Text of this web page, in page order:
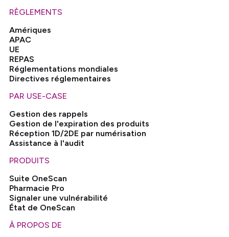
RÈGLEMENTS
Amériques
APAC
UE
REPAS
Réglementations mondiales
Directives réglementaires
PAR USE-CASE
Gestion des rappels
Gestion de l'expiration des produits
Réception 1D/2DE par numérisation
Assistance à l'audit
PRODUITS
Suite OneScan
Pharmacie Pro
Signaler une vulnérabilité
État de OneScan
À PROPOS DE